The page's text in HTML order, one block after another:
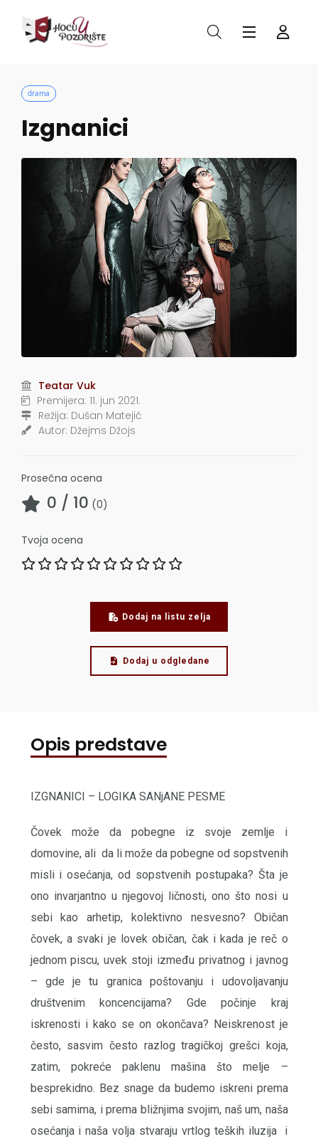
drama
Izgnanici
Teatar Vuk
Premijera: 11. jun 2021.
Režija: Dušan Matejić
Autor: Džejms Džojs
Prosečna ocena
0 / 10 (0)
Tvoja ocena
Dodaj na listu zelja
Dodaj u odgledane
Opis predstave
IZGNANICI – LOGIKA SANjANE PESME
Čovek može da pobegne iz svoje zemlje i
domovine, ali da li može da pobegne od sopstvenih
misli i osećanja, od sopstvenih postupaka? Šta je
ono invarjantno u njegovoj ličnosti, ono što nosi u
sebi kao arhetip, kolektivno nesvesno? Običan
čovek, a svaki je lovek običan, čak i kada je reč o
jednom piscu, uvek stoji između privatnog i javnog
– gde je tu granica poštovanju i udovoljavanju
društvenim koncencijama? Gde počinje kraj
iskrenosti i kako se on okončava? Neiskrenost je
često, sasvim često razlog tragičkoj grešci koja,
zatim, pokreće paklenu mašina što melje –
besprekidno. Bez snage da budemo iskreni prema
sebi samima, i prema bližnjima svojim, naš um, naša
osećanja i naša volja stvaraju vrtlog teških iluzija i